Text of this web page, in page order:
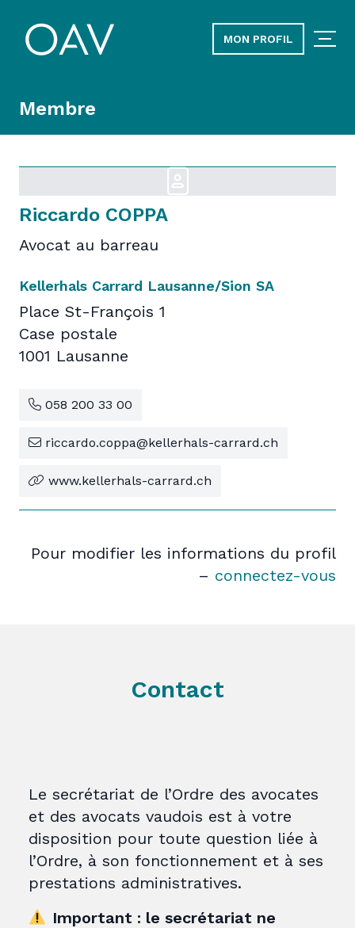
MON PROFIL
Membre
Riccardo COPPA
Avocat au barreau
Kellerhals Carrard Lausanne/Sion SA
Place St-François 1
Case postale
1001 Lausanne
058 200 33 00
riccardo.coppa@kellerhals-carrard.ch
www.kellerhals-carrard.ch
Pour modifier les informations du profil
– connectez-vous
Contact
Le secrétariat de l’Ordre des avocates
et des avocats vaudois est à votre
disposition pour toute question liée à
l’Ordre, à son fonctionnement et à ses
prestations administratives.
Important : le secrétariat ne